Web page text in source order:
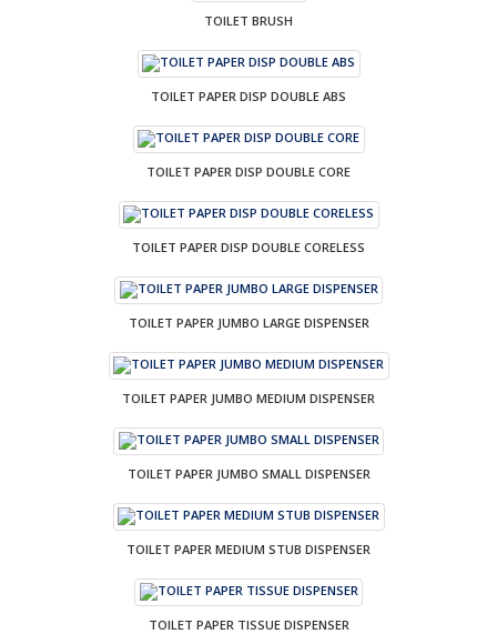
TOILET BRUSH
TOILET PAPER DISP DOUBLE ABS
TOILET PAPER DISP DOUBLE CORE
TOILET PAPER DISP DOUBLE CORELESS
TOILET PAPER JUMBO LARGE DISPENSER
TOILET PAPER JUMBO MEDIUM DISPENSER
TOILET PAPER JUMBO SMALL DISPENSER
TOILET PAPER MEDIUM STUB DISPENSER
TOILET PAPER TISSUE DISPENSER